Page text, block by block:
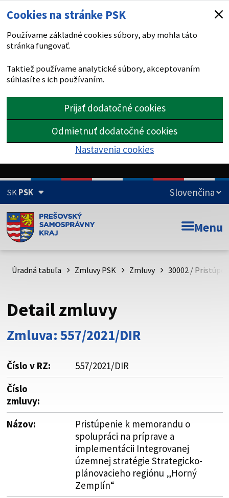
Cookies na stránke PSK
Používame základné cookies súbory, aby mohla táto
stránka fungovať.
Taktiež používame analytické súbory, akceptovaním
súhlasíte s ich používaním.
Prijať dodatočné cookies
Odmietnuť dodatočné cookies
Nastavenia cookies
SKPSK
Doména psk.sk je oficiálna
Toto je oficiálna webová stránka Prešovského
psk.sk.
Buďte pozorní a vždy sa uistite, že zdieľate informácie iba
cez zabezpečenú webovú stránku. Zabezpečená stránka
vždy začína https:// pred názvom domény webového sídla.
Menu
Úradná tabuľa Zmluvy PSK Zmluvy 30002 /
Detail zmluvy
Zmluva: 557/2021/DIR
Číslo v RZ:
557/2021/DIR
Číslo
zmluvy:
Názov:
Pristúpenie k memorandu o
spolupráci na príprave a
implementácii Integrovanej
územnej stratégie Strategicko-
plánovacieho regiónu „Horný
Zemplín“